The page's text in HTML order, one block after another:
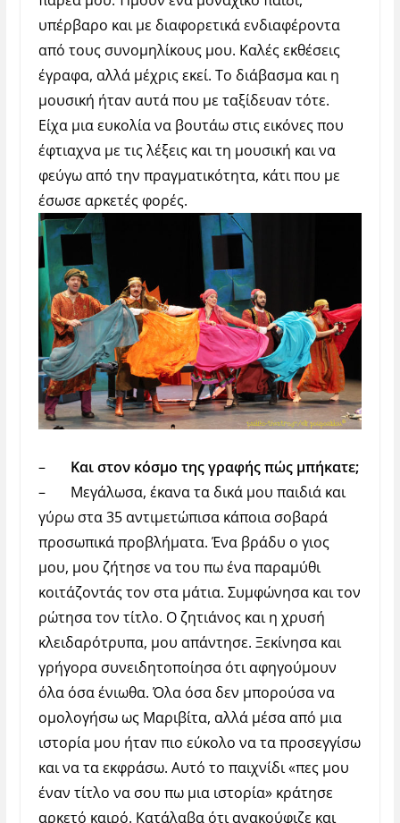
υπέρβαρο και με διαφορετικά ενδιαφέροντα
από τους συνομηλίκους μου. Καλές εκθέσεις
έγραφα, αλλά μέχρις εκεί. Το διάβασμα και η
μουσική ήταν αυτά που με ταξίδευαν τότε.
Είχα μια ευκολία να βουτάω στις εικόνες που
έφτιαχνα με τις λέξεις και τη μουσική και να
φεύγω από την πραγματικότητα, κάτι που με
έσωσε αρκετές φορές.
–
Και στον κόσμο της γραφής πώς μπήκατε;
–
Μεγάλωσα, έκανα τα δικά μου παιδιά και
γύρω στα 35 αντιμετώπισα κάποια σοβαρά
προσωπικά προβλήματα. Ένα βράδυ ο γιος
μου, μου ζήτησε να του πω ένα παραμύθι
κοιτάζοντάς τον στα μάτια. Συμφώνησα και τον
ρώτησα τον τίτλο. Ο ζητιάνος και η χρυσή
κλειδαρότρυπα, μου απάντησε. Ξεκίνησα και
γρήγορα συνειδητοποίησα ότι αφηγούμουν
όλα όσα ένιωθα. Όλα όσα δεν μπορούσα να
ομολογήσω ως Μαριβίτα, αλλά μέσα από μια
ιστορία μου ήταν πιο εύκολο να τα προσεγγίσω
και να τα εκφράσω. Αυτό το παιχνίδι «πες μου
έναν τίτλο να σου πω μια ιστορία» κράτησε
αρκετό καιρό. Κατάλαβα ότι ανακούφιζε και